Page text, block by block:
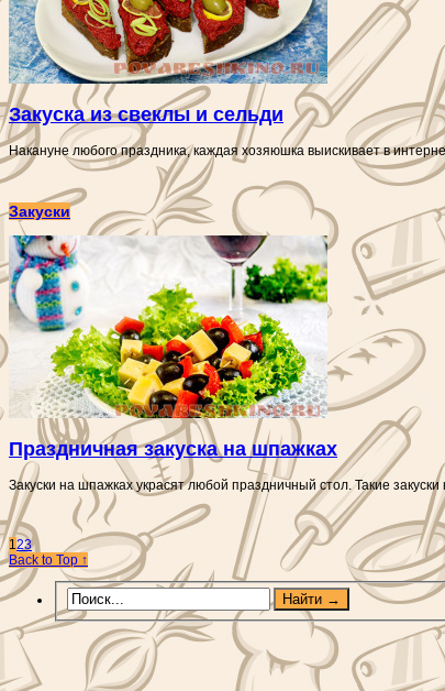
Закуска из свеклы и сельди
Накануне любого праздника, каждая хозяюшка выискивает в
Закуски
Праздничная закуска на шпажках
Закуски на шпажках украсят любой праздничный стол. Такие
123
Back to Top ↑